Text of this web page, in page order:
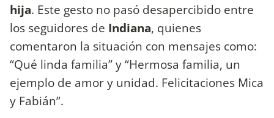
hija. Este gesto no pasó desapercibido entre
los seguidores de Indiana, quienes
comentaron la situación con mensajes como:
“Qué linda familia” y “Hermosa familia, un
ejemplo de amor y unidad. Felicitaciones Mica
y Fabián”.